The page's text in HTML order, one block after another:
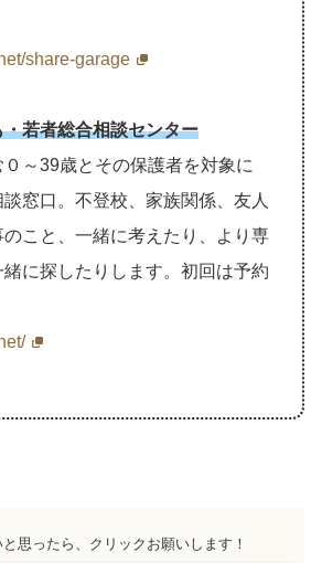
share-garage
若者総合相談センター
～39歳とその保護者を対象に
窓口。不登校、家族関係、友人
のこと、一緒に考えたり、より専
に探したりします。初回は予約
思ったら、クリックお願いします！